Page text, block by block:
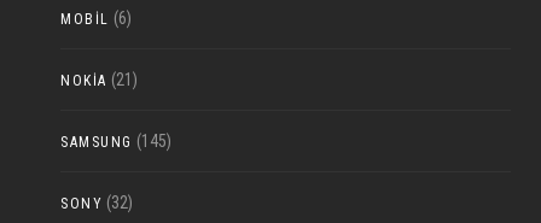
MOBIL (6)
NOKIA (21)
SAMSUNG (145)
SONY (32)